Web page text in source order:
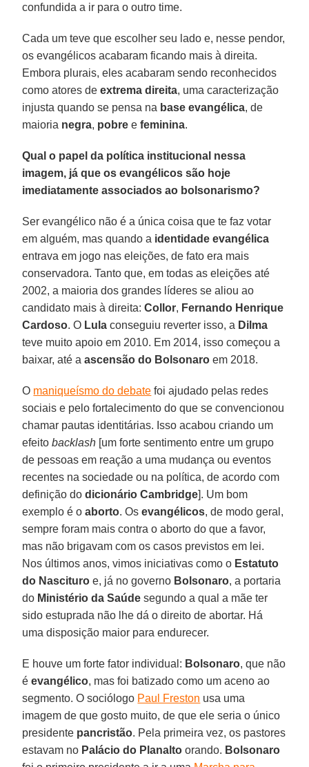
confundida a ir para o outro time.
Cada um teve que escolher seu lado e, nesse pendor,
os evangélicos acabaram ficando mais à direita.
Embora plurais, eles acabaram sendo reconhecidos
como atores deextrema direita, uma caracterização
injusta quando se pensa na base evangélica, de
maioria negra, pobre efeminina.
Qual o papel da política institucional nessa
imagem, já que os evangélicos são hoje
imediatamente associados ao bolsonarismo?
Ser evangélico não é a única coisa que te faz votar
em alguém, mas quando a identidade evangélica
entrava em jogo nas eleições, de fato era mais
conservadora. Tanto que, em todas as eleições até
2002, a maioria dos grandes líderes se aliou ao
candidato mais à direita:Collor, Fernando Henrique
Cardoso. O Lula conseguiu reverter isso, a Dilma
teve muito apoio em 2010. Em 2014, isso começou a
baixar, até aascensão do Bolsonaro em 2018.
O maniqueísmo do debate foi ajudado pelas redes
sociais e pelo fortalecimento do que se convencionou
chamar pautas identitárias. Isso acabou criando um
efeitobacklash [um forte sentimento entre um grupo
de pessoas em reação a uma mudança ou eventos
recentes na sociedade ou na política, de acordo com
definição dodicionário Cambridge]. Um bom
exemplo é oaborto. Osevangélicos, de modo geral,
sempre foram mais contra o aborto do que a favor,
mas não brigavam com os casos previstos em lei.
Nos últimos anos, vimos iniciativas como o Estatuto
do Nascituro e, já no governo Bolsonaro, a portaria
do Ministério da Saúde segundo a qual a mãe ter
sido estuprada não lhe dá o direito de abortar. Há
uma disposição maior para endurecer.
E houve um forte fator individual: Bolsonaro, que não
éevangélico, mas foi batizado como um aceno ao
segmento. O sociólogo Paul Freston usa uma
imagem de que gosto muito, de que ele seria o único
presidente pancristão. Pela primeira vez, os pastores
estavam no Palácio do Planalto orando. Bolsonaro